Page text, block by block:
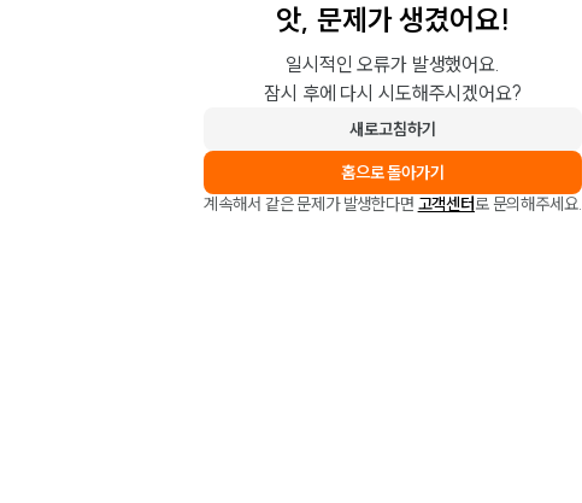
앗, 문제가 생겼어요!
일시적인 오류가 발생했어요.
잠시 후에 다시 시도해주시겠어요?
새로고침하기
홈으로 돌아가기
계속해서 같은 문제가 발생한다면 고객센터로 문의해주세요.